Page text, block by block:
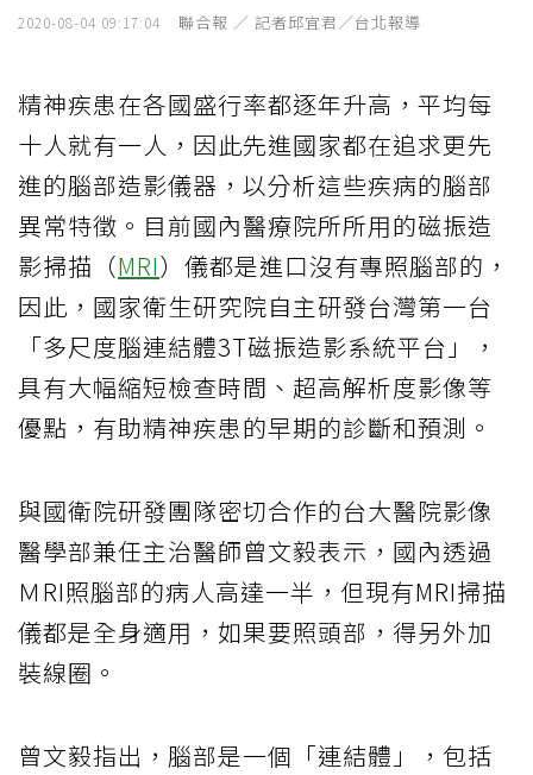
2020-08-04 09:17:04 聯合報 ／ 記者邱宜君／台北報導
精神疾患在各國盛行率都逐年升高，平均每
十人就有一人，因此先進國家都在追求更先
進的腦部造影儀器，以分析這些疾病的腦部
異常特徵。目前國內醫療院所所用的磁振造
影掃描（MRI）儀都是進口沒有專照腦部的，
因此，國家衛生研究院自主研發台灣第一台
「多尺度腦連結體3T磁振造影系統平台」，
具有大幅縮短檢查時間、超高解析度影像等
優點，有助精神疾患的早期的診斷和預測。
與國衛院研發團隊密切合作的台大醫院影像
醫學部兼任主治醫師曾文毅表示，國內透過
ＭRI照腦部的病人高達一半，但現有MRI掃描
儀都是全身適用，如果要照頭部，得另外加
裝線圈。
曾文毅指出，腦部是一個「連結體」，包括